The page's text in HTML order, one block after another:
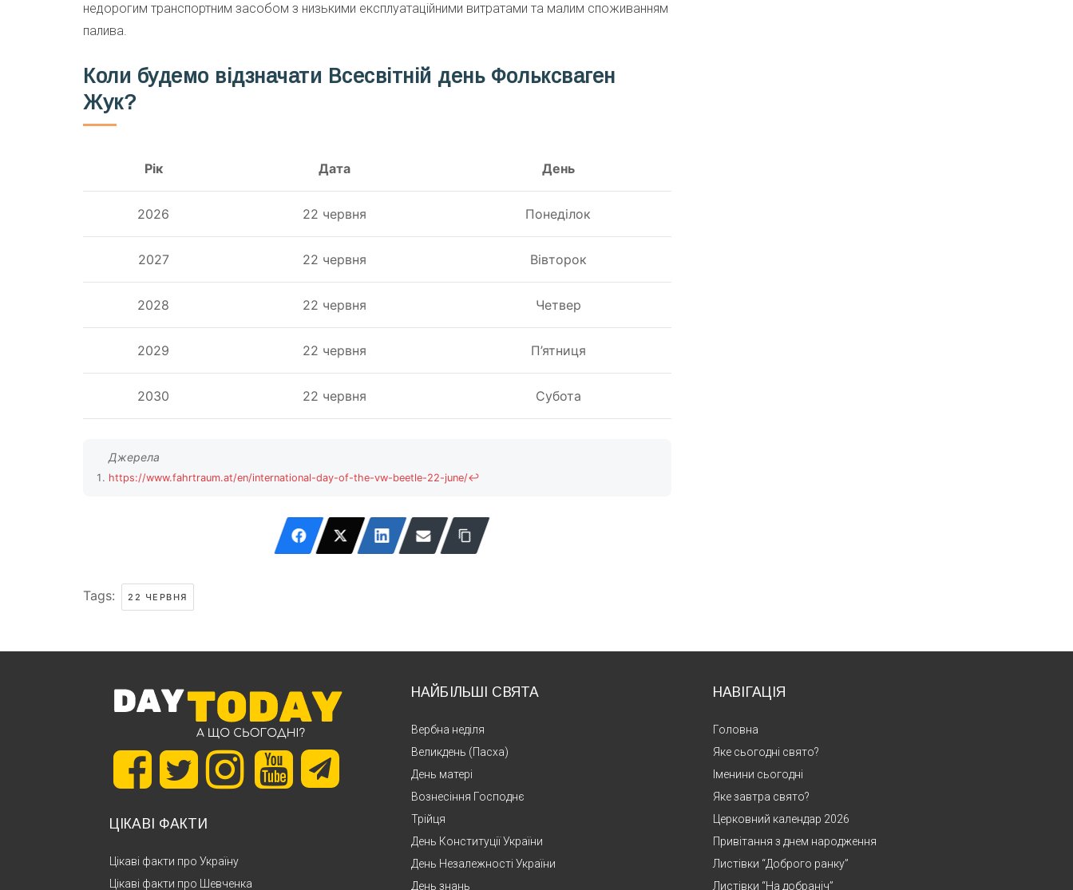
недорогим транспортним засобом з низькими експлуатаційними витратами та малим споживанням
палива.
Коли будемо відзначати Всесвітній день Фольксваген
Жук?
Рік Дата День
2026 22 червня Понеділок
2027 22 червня Вівторок
2028 22 червня Четвер
2029 22 червня П’ятниця
2030 22 червня Субота
https://www.fahrtraum.at/en/international-day-of-the-vw-beetle-22-june/↩
Tags: 22 ЧЕРВНЯ
ЦІКАВІ ФАКТИ
Цікаві факти про Україну
Цікаві факти про Шевченка
НАЙБІЛЬШІ СВЯТА
Вербна неділя
Великдень (Пасха)
День матері
Вознесіння Господнє
Трійця
День Конституції України
День Незалежності України
День знань
НАВІГАЦІЯ
Головна
Яке сьогодні свято?
Іменини сьогодні
Яке завтра свято?
Церковний календар 2026
Привітання з днем народження
Листівки “Доброго ранку”
Листівки “На добраніч”